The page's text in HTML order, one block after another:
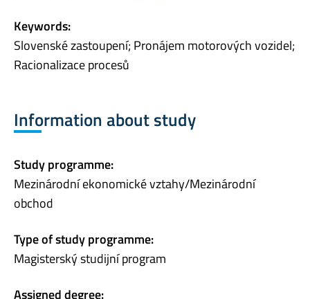
Keywords:
Slovenské zastoupení; Pronájem motorových vozidel;
Racionalizace procesů
Information about study
Study programme:
Mezinárodní ekonomické vztahy/Mezinárodní
obchod
Type of study programme:
Magisterský studijní program
Assigned degree: